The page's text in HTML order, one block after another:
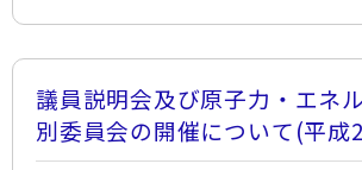
議員説明会及び原子力・エネ
別委員会の開催について(平成